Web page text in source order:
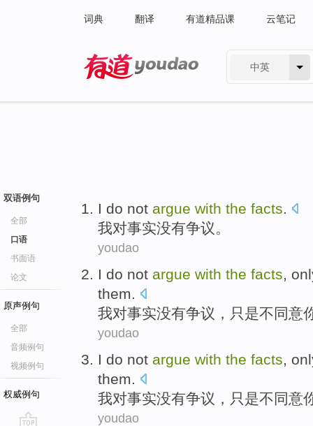
词典 翻译 有道精品课 云笔记
中英
双语例句
全部
口语
书面语
论文
原声例句
全部
音频例句
视频例句
权威例句
I do not argue with the facts.
我对事实没有争议。
youdao
I do not argue with the facts,
them.
我对事实没有争议 ， 只是不同意
youdao
I do not argue with the facts
them.
我对事实没有争议 ， 只是不同意
youdao